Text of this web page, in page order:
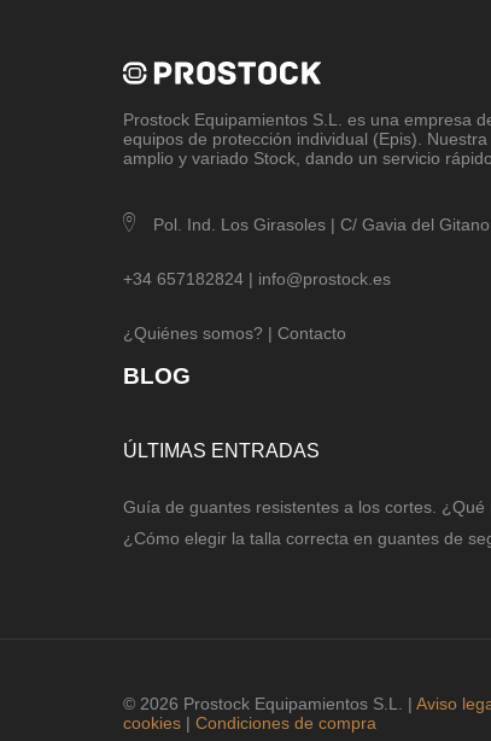
Prostock Equipamientos S.L. es una empresa
equipos de protección individual (Epis).
amplio y variado Stock, dando un servicio
Pol. Ind. Los Girasoles | C/ Gavia del
+34 657182824 | info@prostock.es
¿Quiénes somos? | Contacto
BLOG
ÚLTIMAS ENTRADAS
Guía de guantes resistentes a los cortes.
¿Cómo elegir la talla correcta en guantes de
© 2026 Prostock Equipamientos S.L. | Aviso
cookies | Condiciones de compra